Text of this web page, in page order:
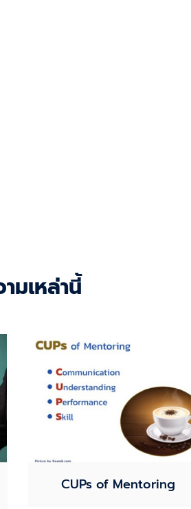
มเหล่านี้
CUPs of Mentoring